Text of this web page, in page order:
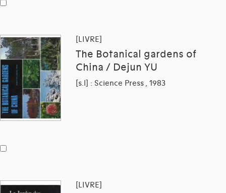
[LIVRE]
The Botanical gardens of
China / Dejun YU
[s.l] : Science Press , 1983
[LIVRE]